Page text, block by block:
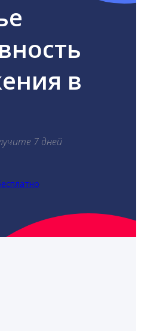
в
7 дней